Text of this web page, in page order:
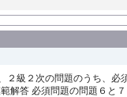
級２次の問題のうち、
須問題の問題６と７を